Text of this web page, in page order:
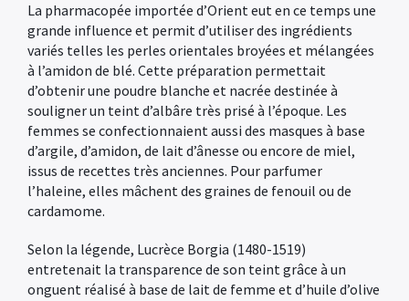
La pharmacopée importée d’Orient eut en ce temps une
grande influence et permit d’utiliser des ingrédients
variés telles les perles orientales broyées et mélangées
à l’amidon de blé. Cette préparation permettait
d’obtenir une poudre blanche et nacrée destinée à
souligner un teint d’albâre très prisé à l’époque. Les
femmes se confectionnaient aussi des masques à base
d’argile, d’amidon, de lait d’ânesse ou encore de miel,
issus de recettes très anciennes. Pour parfumer
l’haleine, elles mâchent des graines de fenouil ou de
cardamome.
Selon la légende, Lucrèce Borgia (1480-1519)
entretenait la transparence de son teint grâce à un
onguent réalisé à base de lait de femme et d’huile d’olive